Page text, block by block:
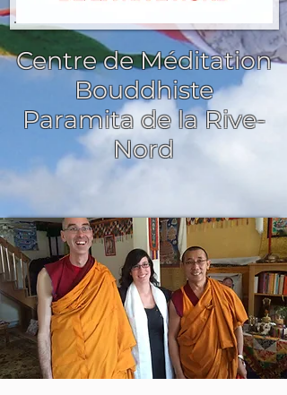
Centre de Méditation
Bouddhiste
Paramita de la Rive-
Nord